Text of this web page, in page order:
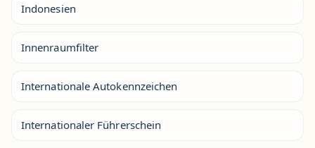
Indonesien
Innenraumfilter
Internationale Autokennzeichen
Internationaler Führerschein